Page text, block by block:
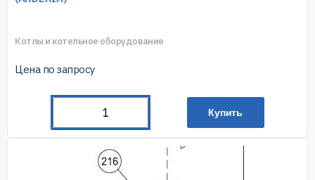
Котлы и котельное оборудование
Цена по запросу
Купить